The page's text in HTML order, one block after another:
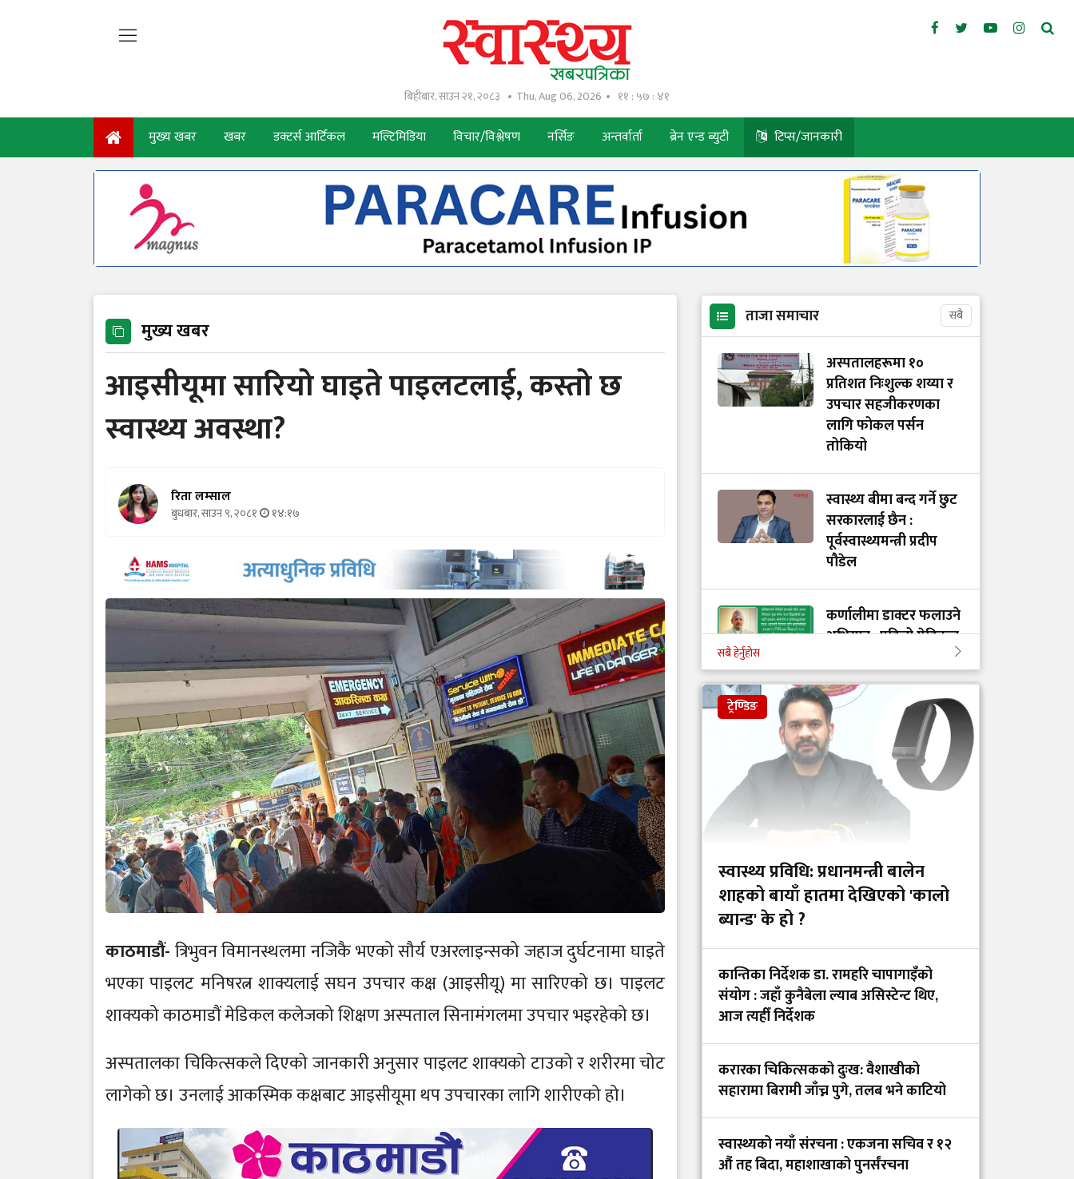
बिहीबार, साउन २१, २०८३ Thu, Aug 06, 2026 ११ : ५७ : ४२
मुख्य खबर खबर डक्टर्स आर्टिकल मल्टिमिडिया विचार/विश्लेषण नर्सिङ अन्तर्वार्ता ब्रेन एन्ड ब्युटी टिप्स/जानकारी
मुख्य खबर
आइसीयूमा सारियो घाइते पाइलटलाई, कस्तो छ
स्वास्थ्य अवस्था?
रिता लम्साल
बुधबार, साउन ९, २०८१ १४:१७
काठमाडौं-त्रिभुवन विमानस्थलमा नजिकै भएको सौर्य एअरलाइन्सको जहाज दुर्घटनामा घाइते
भएका पाइलट मनिषरत्न शाक्यलाई सघन उपचार कक्ष (आइसीयू) मा सारिएको छ। पाइलट
शाक्यको काठमाडौं मेडिकल कलेजको शिक्षण अस्पताल सिनामंगलमा उपचार भइरहेको छ।
अस्पतालका चिकित्सकले दिएको जानकारी अनुसार पाइलट शाक्यको टाउको र शरीरमा चोट
लागेको छ। उनलाई आकस्मिक कक्षबाट आइसीयूमा थप उपचारका लागि शारीएको हो।
ताजा समाचार सबै
अस्पतालहरूमा १०
प्रतिशत निःशुल्क शय्या र
उपचार सहजीकरणका
लागि फोकल पर्सन
तोकियो
स्वास्थ्य बीमा बन्द गर्ने छुट
सरकारलाई छैन :
पूर्वस्वास्थ्यमन्त्री प्रदीप
पौडेल
कर्णालीमा डाक्टर फलाउने
अभियान : पहिलो मेडिकल
ऐतिहासिक यात्रा
निजी मेडिकल
कलेजहरूको अडान :
इन्टर्नशिप भत्ता बढाउन
सकिदैन
बनाऔँ
नर्सिङ पेसा: साधना
देशको, सम्मान कहिले?
स्वास्थ्य सेवाको वास्तविक
अनुहार
अनसनरत इन्टर्न
चिकित्सक डिल्ली हरिजन
अस्वस्थ, अस्पताल भर्ना
सबै हेर्नुहोस
ट्रेण्डिङ
स्वास्थ्य प्रविधि: प्रधानमन्त्री बालेन
शाहको बायाँ हातमा देखिएको 'कालो
ब्यान्ड' के हो ?
कान्तिका निर्देशक डा. रामहरि चापागाइँको
संयोग : जहाँ कुनैबेला ल्याब असिस्टेन्ट थिए,
आज त्यहीँ निर्देशक
करारका चिकित्सकको दुःख: वैशाखीको
सहारामा बिरामी जाँच्न पुगे, तलब भने काटियो
स्वास्थ्यको नयाँ संरचना : एकजना सचिव र १२
औं तह बिदा, महाशाखाको पुनर्संरचना